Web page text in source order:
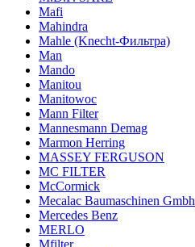
Mafi
Mahindra
Mahle (Knecht-Фильтра)
Man
Mando
Manitou
Manitowoc
Mann Filter
Mannesmann Demag
Marmon Herring
MASSEY FERGUSON
MC FILTER
McCormick
Mecalac Baumaschinen Gmbh
Mercedes Benz
MERLO
Mfilter